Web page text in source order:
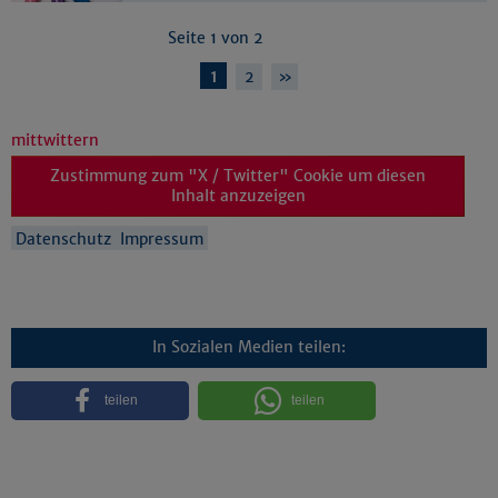
Seite 1 von 2
1 2 »
mittwittern
Zustimmung zum "X / Twitter" Cookie um diesen
Inhalt anzuzeigen
Datenschutz Impressum
In Sozialen Medien teilen:
teilen teilen